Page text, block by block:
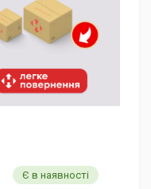
Є в наявності